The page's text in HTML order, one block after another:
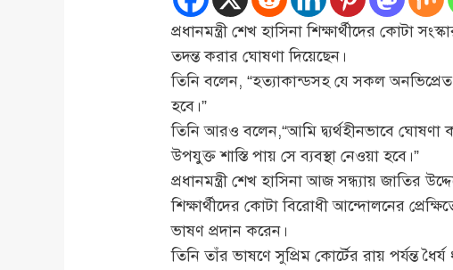
প্রধানমন্ত্রী শেখ হাসিনা শিক্ষার্থীদের কোটা
তদন্ত করার ঘোষণা দিয়েছেন।
তিনি বলেন, “হত্যাকান্ডসহ যে সকল অনভিপ্রেত
হবে।”
তিনি আরও বলেন,“আমি দ্ব্যর্থহীনভাবে ঘোষণা
উপযুক্ত শাস্তি পায় সে ব্যবস্থা নেওয়া হবে।”
প্রধানমন্ত্রী শেখ হাসিনা আজ সন্ধ্যায় জাতির
শিক্ষার্থীদের কোটা বিরোধী আন্দোলনের
ভাষণ প্রদান করেন।
তিনি তাঁর ভাষণে সুপ্রিম কোর্টের রায় পর্যন্ত